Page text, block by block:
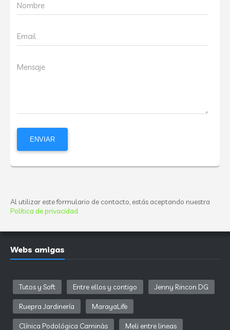
Nombre
Email
Mensaje
Al utilizar este formulario de contacto, estás aceptando nuestra
Política de privacidad
Webs amigas
Tutos y Soft Entre ellos y contigo Jenny Rincon DG
Ruepra Jardinería MarayaLife
Clínica Podológica Caminàs Meli entre lineas